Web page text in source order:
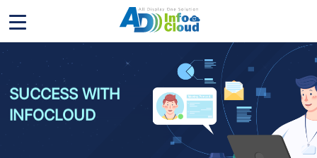
SUCCESS WITH
INFOCLOUD